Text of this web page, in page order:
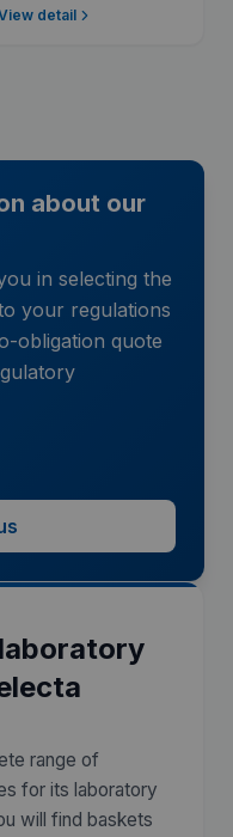
detail
about our
in selecting the
your regulations
obligation quote
range of
for its laboratory
will find baskets